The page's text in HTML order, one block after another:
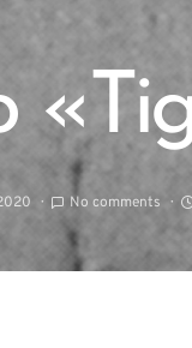
No comments